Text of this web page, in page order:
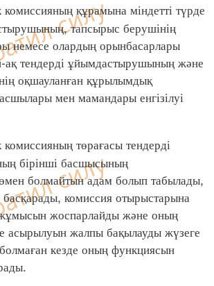
құрамына міндетті түрде
тапсырыс берушінің
немесе олардың орынбасарлары
ақ тендерді ұйымдастырушының және
оқшауланған құрылымдық
мен мамандары енгізілуі
төрағасы тендерді
бірінші басшысының
болмайтын адам болып табылады,
комиссия отырыстарына
жұмысын жоспарлайды және оның
асырылуын жалпы бақылауды жүзеге
кезде оның функциясын